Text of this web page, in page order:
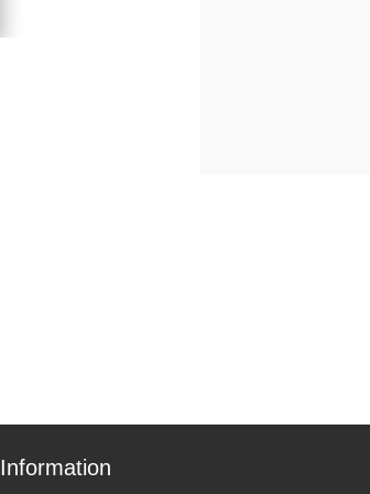
Information